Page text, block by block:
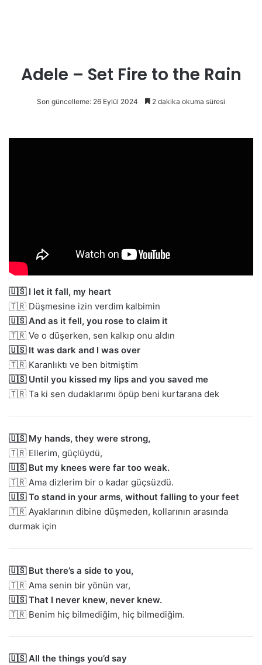
Adele – Set Fire to the Rain
Son güncelleme: 26 Eylül 2024 2 dakika okuma süresi
🇺🇸 I let it fall, my heart
🇹🇷 Düşmesine izin verdim kalbimin
🇺🇸 And as it fell, you rose to claim it
🇹🇷 Ve o düşerken, sen kalkıp onu aldın
🇺🇸 It was dark and I was over
🇹🇷 Karanlıktı ve ben bitmiştim
🇺🇸 Until you kissed my lips and you saved me
🇹🇷 Ta ki sen dudaklarımı öpüp beni kurtarana dek
🇺🇸 My hands, they were strong,
🇹🇷 Ellerim, güçlüydü,
🇺🇸 But my knees were far too weak.
🇹🇷 Ama dizlerim bir o kadar güçsüzdü.
🇺🇸 To stand in your arms, without falling to your feet
🇹🇷 Ayaklarının dibine düşmeden, kollarının arasında
durmak için
🇺🇸 But there’s a side to you,
🇹🇷 Ama senin bir yönün var,
🇺🇸 That I never knew, never knew.
🇹🇷 Benim hiç bilmediğim, hiç bilmediğim.
🇺🇸 All the things you’d say